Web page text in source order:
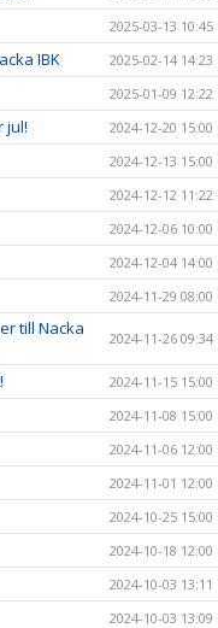
2025-03-13 10:45
IBK 2025-02-14 14:23
2025-01-09 12:22
jul! 2024-12-20 15:00
2024-12-13 15:00
2024-12-12 11:22
2024-12-06 10:00
2024-12-04 14:00
2024-11-29 08:00
till Nacka
2024-11-26 09:34
2024-11-15 15:00
2024-11-08 15:00
2024-11-06 12:00
2024-11-01 12:00
2024-10-25 15:00
2024-10-18 12:00
2024-10-03 13:11
2024-10-03 13:09